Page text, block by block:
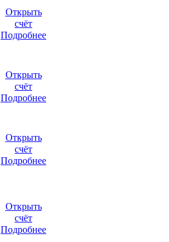
Открыть
счёт
Подробнее
Открыть
счёт
Подробнее
Открыть
счёт
Подробнее
Открыть
счёт
Подробнее